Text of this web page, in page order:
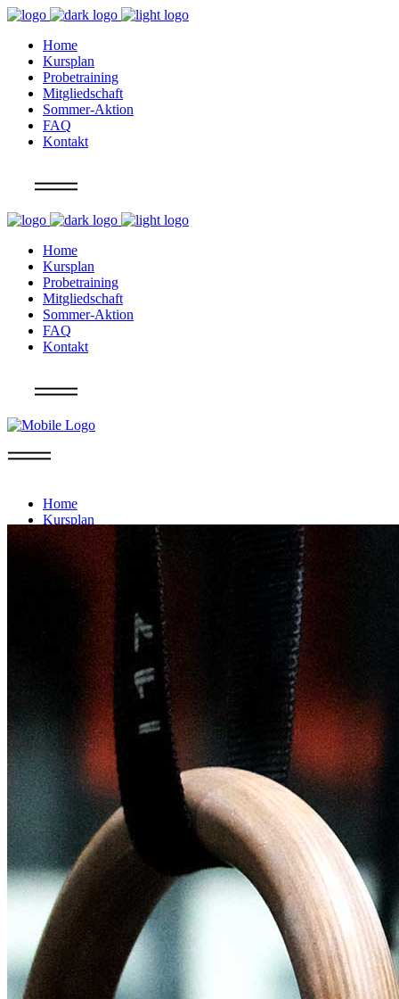
Home
Kursplan
Probetraining
Mitgliedschaft
Sommer-Aktion
FAQ
Kontakt
Home
Kursplan
Probetraining
Mitgliedschaft
Sommer-Aktion
FAQ
Kontakt
Home
Kursplan
Probetraining
Mitgliedschaft
Sommer-Aktion